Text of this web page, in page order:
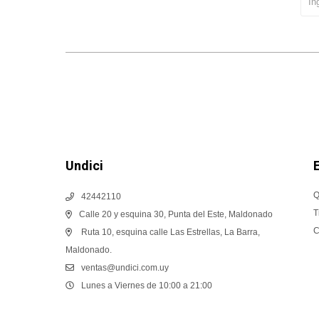
Undici
42442110
Calle 20 y esquina 30, Punta del Este, Maldonado
Ruta 10, esquina calle Las Estrellas, La Barra,
Maldonado.
ventas@undici.com.uy
Lunes a Viernes de 10:00 a 21:00